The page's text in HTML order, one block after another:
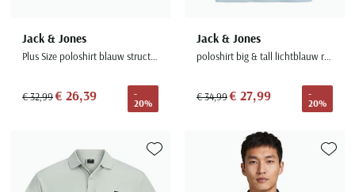
Jack & Jones
Plus Size poloshirt blauw structuur
€ 32,99€ 26,39
-
20%
Jack & Jones
poloshirt big & tall lichtblauw rits
€ 34,99€ 27,99
-
20%
Toevoegen aan favorieten